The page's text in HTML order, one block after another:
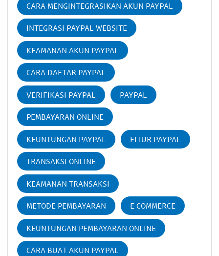
CARA MENGINTEGRASIKAN AKUN PAYPAL
INTEGRASI PAYPAL WEBSITE
KEAMANAN AKUN PAYPAL
CARA DAFTAR PAYPAL
VERIFIKASI PAYPAL PAYPAL
PEMBAYARAN ONLINE
KEUNTUNGAN PAYPAL FITUR PAYPAL
TRANSAKSI ONLINE
KEAMANAN TRANSAKSI
METODE PEMBAYARAN E COMMERCE
KEUNTUNGAN PEMBAYARAN ONLINE
CARA BUAT AKUN PAYPAL